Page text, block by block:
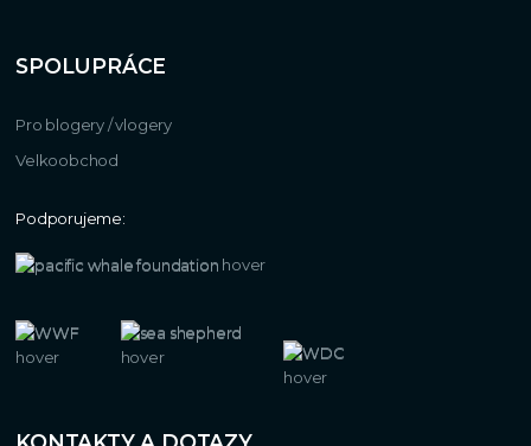
SPOLUPRÁCE
Pro blogery / vlogery
Velkoobchod
Podporujeme: